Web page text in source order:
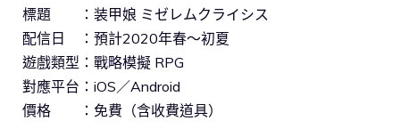
標題 ：装甲娘 ミゼレムクライシス
配信日 ：預計2020年春～初夏
遊戲類型：戰略模擬 RPG
對應平台：iOS／Android
價格 ：免費（含收費道具）